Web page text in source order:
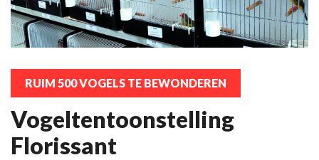
RUIM 500 VOGELS TE BEWONDEREN
Vogeltentoonstelling
Florissant